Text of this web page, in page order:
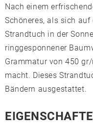
Nach einem
Schöneres, als sich
Strandtuch in der
ringgesponnener
Grammatur von 450
macht. Dieses
Bändern ausgestattet.